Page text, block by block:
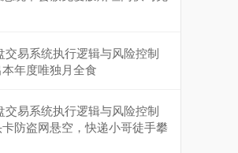
交易系统执行逻辑与风险控制
年度唯独月全食
交易系统执行逻辑与风险控制
防盗网悬空，快递小哥徒手攀